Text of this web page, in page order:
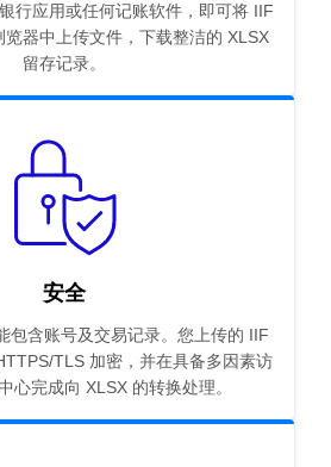
行应用或任何记账软件，即可将 IIF
器中上传文件，下载整洁的 XLSX
留存记录。
安全
包含账号及交易记录。您上传的 IIF
TLS 加密，并在具备多因素访
心完成向 XLSX 的转换处理。